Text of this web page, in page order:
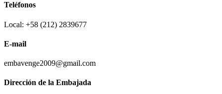
Teléfonos
Local: +58 (212) 2839677
E-mail
embavenge2009@gmail.com
Dirección de la Embajada